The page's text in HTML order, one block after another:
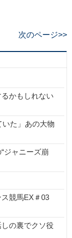
次のページ>>
かもしれない
た」あの大物
ジャニーズ崩
ス競馬EX＃03
の裏でクソ役